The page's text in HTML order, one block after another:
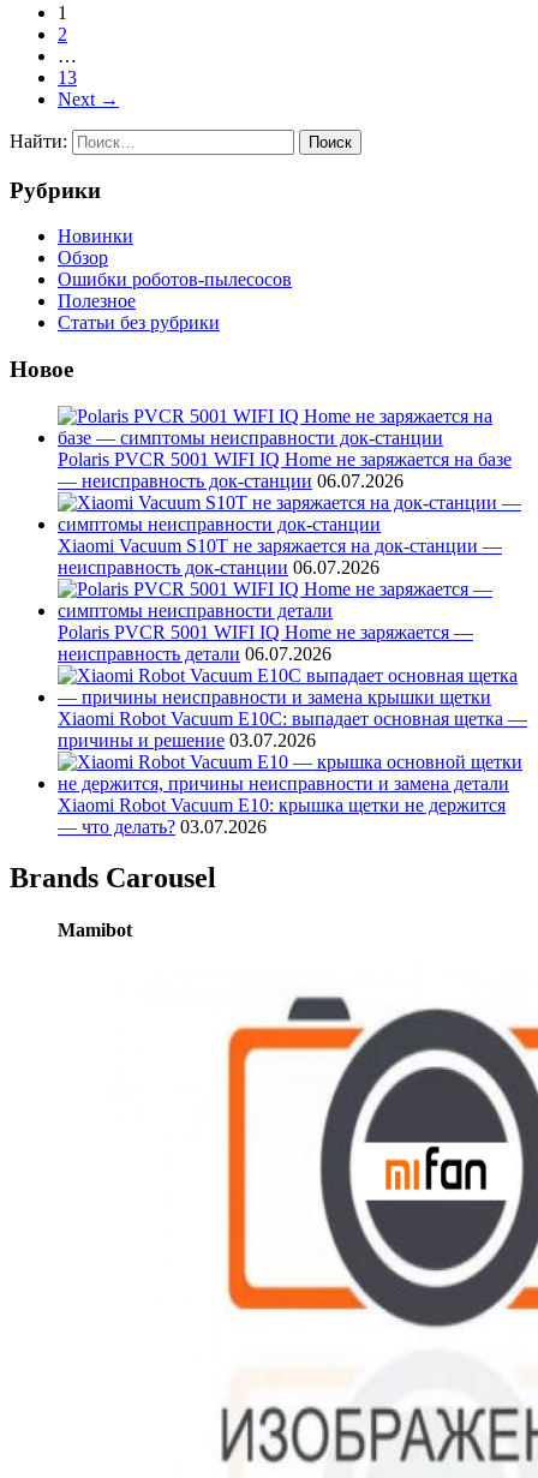
1
2
…
13
Next →
Найти:
Рубрики
Новинки
Обзор
Ошибки роботов-пылесосов
Полезное
Статьи без рубрики
Новое
Polaris PVCR 5001 WIFI IQ Home не заряжается на базе
— неисправность док-станции 06.07.2026
Xiaomi Vacuum S10T не заряжается на док-станции —
неисправность док-станции 06.07.2026
Polaris PVCR 5001 WIFI IQ Home не заряжается —
неисправность детали 06.07.2026
Xiaomi Robot Vacuum E10C: выпадает основная щетка —
причины и решение 03.07.2026
Xiaomi Robot Vacuum E10: крышка щетки не держится
— что делать? 03.07.2026
Brands Carousel
Mamibot